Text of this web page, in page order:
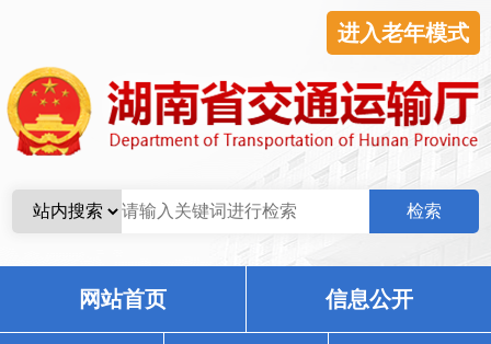
进入老年模式
网站首页 信息公开